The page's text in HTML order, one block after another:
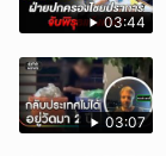
03:44
03:07